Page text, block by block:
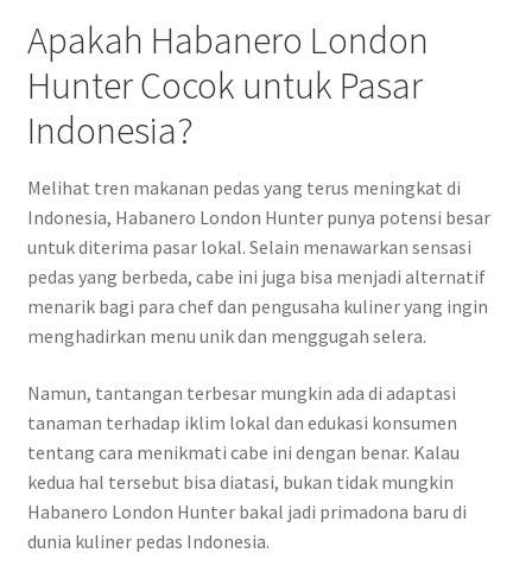
Apakah Habanero London
Hunter Cocok untuk Pasar
Indonesia?
Melihat tren makanan pedas yang terus meningkat di
Indonesia, Habanero London Hunter punya potensi besar
untuk diterima pasar lokal. Selain menawarkan sensasi
pedas yang berbeda, cabe ini juga bisa menjadi alternatif
menarik bagi para chef dan pengusaha kuliner yang ingin
menghadirkan menu unik dan menggugah selera.
Namun, tantangan terbesar mungkin ada di adaptasi
tanaman terhadap iklim lokal dan edukasi konsumen
tentang cara menikmati cabe ini dengan benar. Kalau
kedua hal tersebut bisa diatasi, bukan tidak mungkin
Habanero London Hunter bakal jadi primadona baru di
dunia kuliner pedas Indonesia.